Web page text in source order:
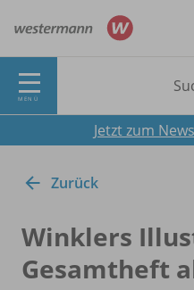
MENÜ
Jetzt zum
Zurück
Winklers
Gesamtheft